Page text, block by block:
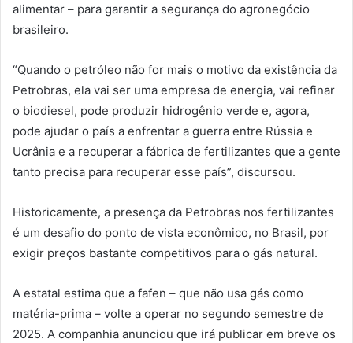
alimentar – para garantir a segurança do agronegócio
brasileiro.
“Quando o petróleo não for mais o motivo da existência da
Petrobras, ela vai ser uma empresa de energia, vai refinar
o biodiesel, pode produzir hidrogênio verde e, agora,
pode ajudar o país a enfrentar a guerra entre Rússia e
Ucrânia e a recuperar a fábrica de fertilizantes que a gente
tanto precisa para recuperar esse país”, discursou.
Historicamente, a presença da Petrobras nos fertilizantes
é um desafio do ponto de vista econômico, no Brasil, por
exigir preços bastante competitivos para o gás natural.
A estatal estima que a fafen – que não usa gás como
matéria-prima – volte a operar no segundo semestre de
2025. A companhia anunciou que irá publicar em breve os